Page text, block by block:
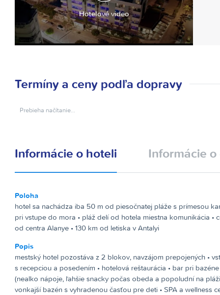
Hotelové video
Termíny a ceny podľa dopravy
Prebieha načítanie…
Informácie o hoteli Informácie
Poloha
hotel sa nachádza iba 50 m od piesočnatej pláže s prímesou
pri vstupe do mora • pláž delí od hotela miestna komunikácia •
od centra Alanye • 130 km od letiska v Antalyi
Popis
mestský hotel pozostáva z 2 blokov, navzájom prepojených •
s recepciou a posedením • hotelová reštaurácia • bar pri
(nealko nápoje, ľahšie snacky počas obeda a popoludní na
vonkajší bazén s vyhradenou časťou pre deti • SPA a wellness